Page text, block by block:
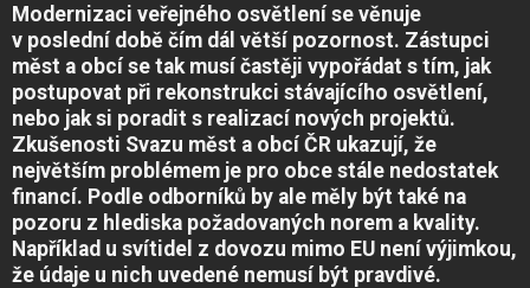
Modernizaci veřejného osvětlení se věnuje
v poslední době čím dál větší pozornost. Zástupci
měst a obcí se tak musí častěji vypořádat s tím, jak
postupovat při rekonstrukci stávajícího osvětlení,
nebo jak si poradit s realizací nových projektů.
Zkušenosti Svazu měst a obcí ČR ukazují, že
největším problémem je pro obce stále nedostatek
financí. Podle odborníků by ale měly být také na
pozoru z hlediska požadovaných norem a kvality.
Například u svítidel z dovozu mimo EU není výjimkou,
že údaje u nich uvedené nemusí být pravdivé.